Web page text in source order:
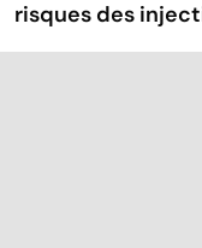
risques des